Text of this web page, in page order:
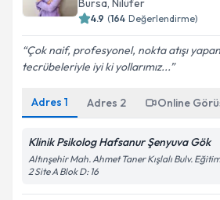
Bursa, Nilüfer
4.9 (164 Değerlendirme)
Çok naif, profesyonel, nokta atışı yapan
tecrübeleriyle iyi ki yollarımız...
Adres 1 Adres 2 Online
Klinik Psikolog Hafsanur Şenyuva Gök
Altınşehir Mah. Ahmet Taner Kışlalı Bulv.
2 Site A Blok D: 16